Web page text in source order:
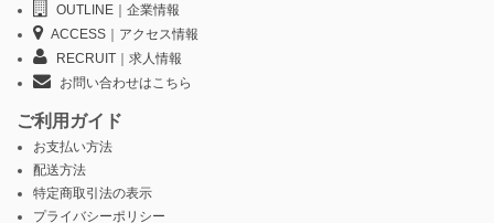
OUTLINE｜企業情報
ACCESS｜アクセス情報
RECRUIT｜求人情報
お問い合わせはこちら
ご利用ガイド
お支払い方法
配送方法
特定商取引法の表示
プライバシーポリシー